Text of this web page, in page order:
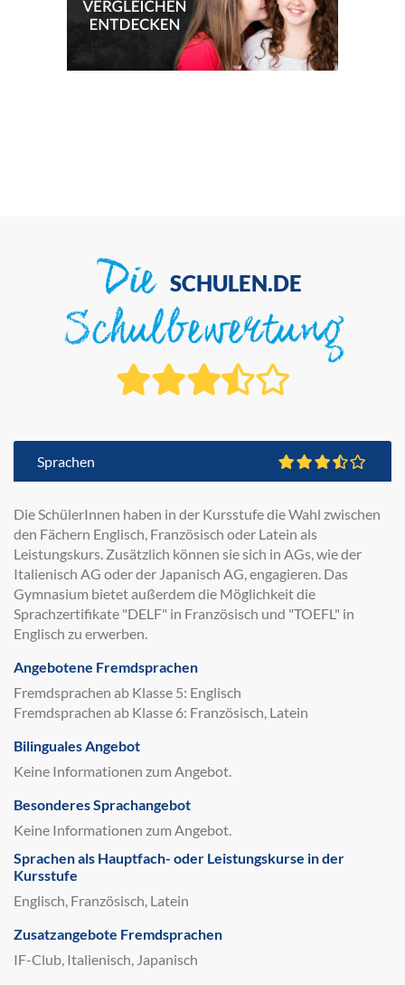
Die SCHULEN.DE
Schulbewertung
Sprachen
Die SchülerInnen haben in der Kursstufe die Wahl zwischen
den Fächern Englisch, Französisch oder Latein als
Leistungskurs. Zusätzlich können sie sich in AGs, wie der
Italienisch AG oder der Japanisch AG, engagieren. Das
Gymnasium bietet außerdem die Möglichkeit die
Sprachzertifikate "DELF" in Französisch und "TOEFL" in
Englisch zu erwerben.
Angebotene Fremdsprachen
Fremdsprachen ab Klasse 5: Englisch
Fremdsprachen ab Klasse 6: Französisch, Latein
Bilinguales Angebot
Keine Informationen zum Angebot.
Besonderes Sprachangebot
Keine Informationen zum Angebot.
Sprachen als Hauptfach- oder Leistungskurse in der
Kursstufe
Englisch, Französisch, Latein
Zusatzangebote Fremdsprachen
IF-Club, Italienisch, Japanisch